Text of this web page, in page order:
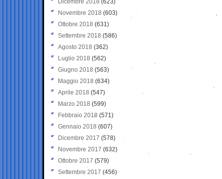
Dicembre 2018 (623)
Novembre 2018 (603)
Ottobre 2018 (631)
Settembre 2018 (586)
Agosto 2018 (362)
Luglio 2018 (562)
Giugno 2018 (563)
Maggio 2018 (634)
Aprile 2018 (547)
Marzo 2018 (599)
Febbraio 2018 (571)
Gennaio 2018 (607)
Dicembre 2017 (578)
Novembre 2017 (632)
Ottobre 2017 (579)
Settembre 2017 (456)